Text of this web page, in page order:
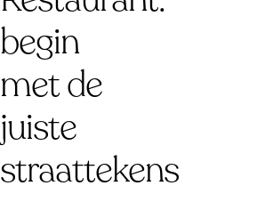
begin
met de
juiste
straattekens